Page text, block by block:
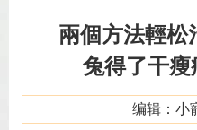
兩個方法輕松
兔得了干
编辑：小